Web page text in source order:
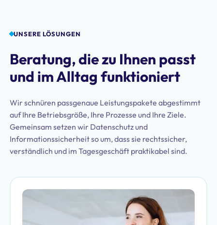
UNSERE LÖSUNGEN
Beratung, die zu Ihnen passt
und im Alltag funktioniert
Wir schnüren passgenaue Leistungspakete abgestimmt
auf Ihre Betriebsgröße, Ihre Prozesse und Ihre Ziele.
Gemeinsam setzen wir Datenschutz und
Informationssicherheit so um, dass sie rechtssicher,
verständlich und im Tagesgeschäft praktikabel sind.